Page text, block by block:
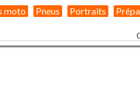
moto Pneus Portraits